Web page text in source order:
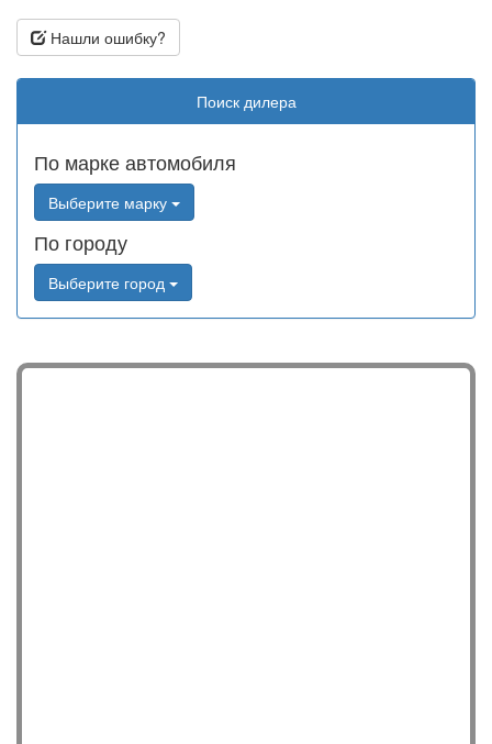
Нашли ошибку?
Поиск дилера
По марке автомобиля
Выберите марку
По городу
Выберите город